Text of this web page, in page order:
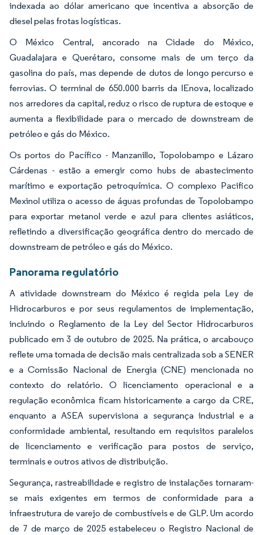
indexada ao dólar americano que incentiva a absorção de
diesel pelas frotas logísticas.
O México Central, ancorado na Cidade do México,
Guadalajara e Querétaro, consome mais de um terço da
gasolina do país, mas depende de dutos de longo percurso e
ferrovias. O terminal de 650.000 barris da IEnova, localizado
nos arredores da capital, reduz o risco de ruptura de estoque e
aumenta a flexibilidade para o mercado de downstream de
petróleo e gás do México.
Os portos do Pacífico - Manzanillo, Topolobampo e Lázaro
Cárdenas - estão a emergir como hubs de abastecimento
marítimo e exportação petroquímica. O complexo Pacifico
Mexinol utiliza o acesso de águas profundas de Topolobampo
para exportar metanol verde e azul para clientes asiáticos,
refletindo a diversificação geográfica dentro do mercado de
downstream de petróleo e gás do México.
Panorama regulatório
A atividade downstream do México é regida pela Ley de
Hidrocarburos e por seus regulamentos de implementação,
incluindo o Reglamento de la Ley del Sector Hidrocarburos
publicado em 3 de outubro de 2025. Na prática, o arcabouço
reflete uma tomada de decisão mais centralizada sob a SENER
e a Comissão Nacional de Energia (CNE) mencionada no
contexto do relatório. O licenciamento operacional e a
regulação econômica ficam historicamente a cargo da CRE,
enquanto a ASEA supervisiona a segurança industrial e a
conformidade ambiental, resultando em requisitos paralelos
de licenciamento e verificação para postos de serviço,
terminais e outros ativos de distribuição.
Segurança, rastreabilidade e registro de instalações tornaram-
se mais exigentes em termos de conformidade para a
infraestrutura de varejo de combustíveis e de GLP. Um acordo
de 7 de março de 2025 estabeleceu o Registro Nacional de